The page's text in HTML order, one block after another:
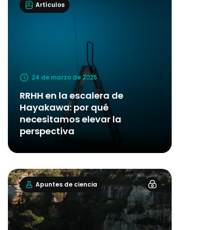
Artículos
24 de marzo de 2025
RRHH en la escalera de
Hayakawa: por qué
necesitamos elevar la
perspectiva
Apuntes de ciencia